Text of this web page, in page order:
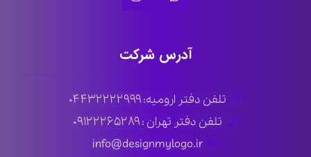
آدرس شرکت
تلفن دفتر ارومیه: ۰۴۴۳۲۲۲۲۹۹۹
تلفن دفتر تهران : ۰۹۱۲۲۲۶۵۲۸۹
info@designmylogo.ir